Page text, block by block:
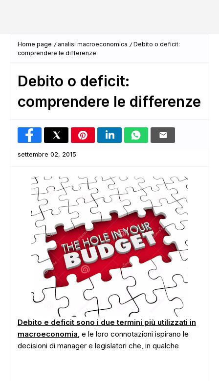
Home page analisi macroeconomica
Debito o deficit:
comprendere le differenze
Debito o deficit:
comprendere le differenze
settembre 02, 2015
Debito e deficit sono i due termini più utilizzati in
macroeconomia, e le loro connotazioni ispirano le
decisioni di manager e legislatori che, in qualche